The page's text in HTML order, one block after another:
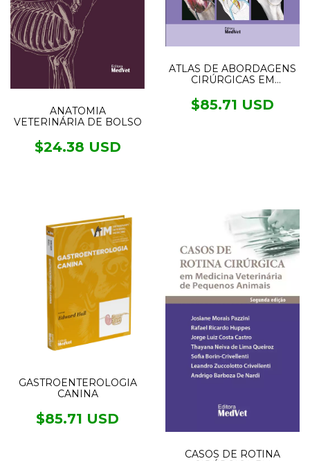
ANATOMIA
VETERINÁRIA DE BOLSO
$24.38 USD
ATLAS DE ABORDAGENS
CIRÚRGICAS EM
CANINA
$85.71 USD
GASTROENTEROLOGIA
CANINA
$85.71 USD
CASOS DE ROTINA